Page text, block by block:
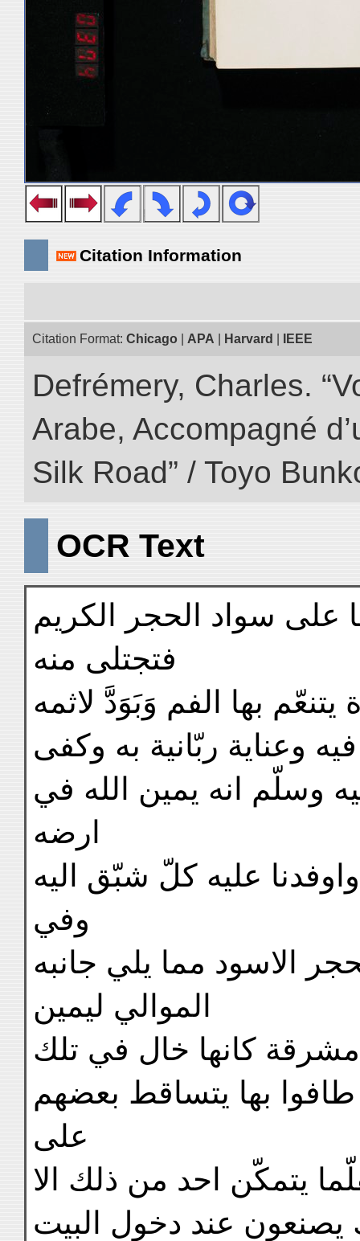
Citation Information
Citation Format: Chicago APA Harvard IEEE
Defrémery, Charles.
Arabe, Accompagné
Silk Road” / Toyo
OCR Text
على سواد الحجر الكريم
فتجتلى منه
يتنعّم بها الفم وَبَوَدَّ لاثمه
وعناية ربّانية به وكفى
وسلّم انه يمين الله في
ارضه
عليه كلّ شبّق اليه
وفي
الاسود مما يلي جانبه
الموالي ليمين
كانها خال في تلك
طافوا بها يتساقط بعضهم
على
يتمكّن احد من ذلك الا
يصنعون عند دخول البيت